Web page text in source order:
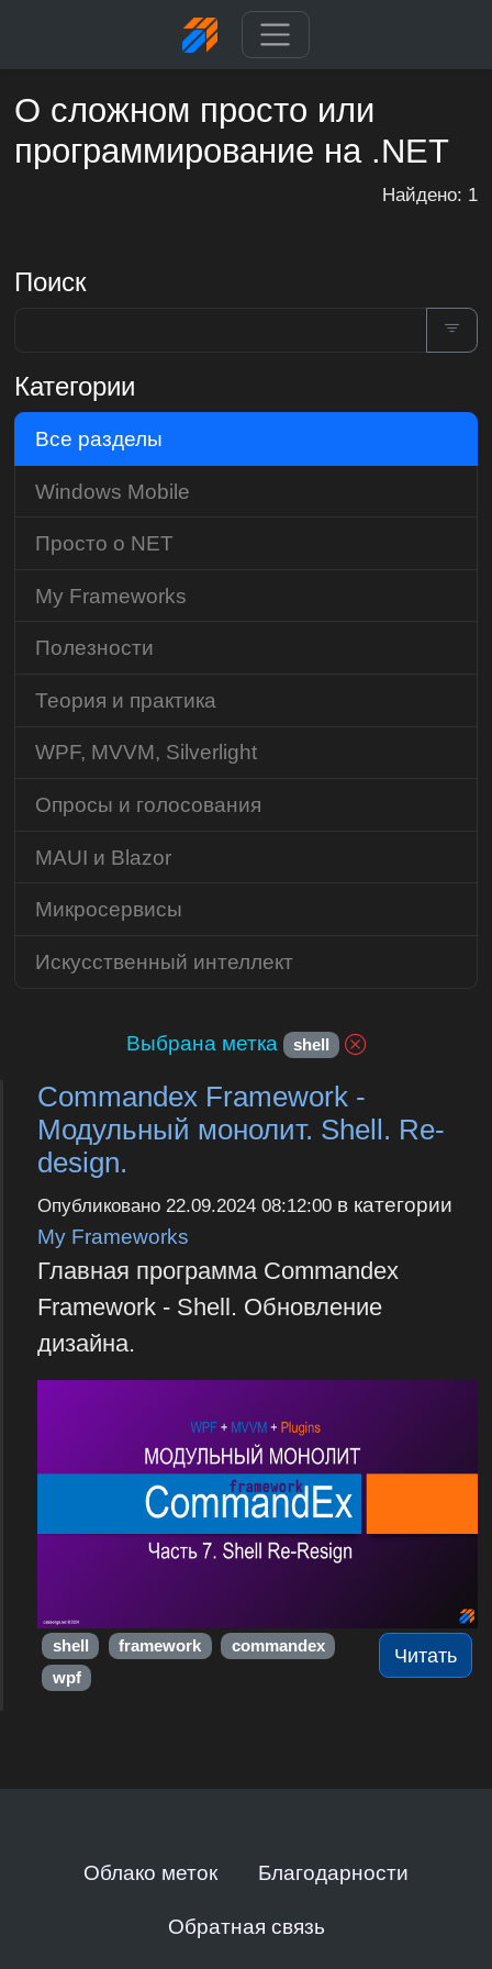
О сложном просто или
программирование на .NET
Найдено: 1
Выбрана метка shell
Commandex Framework -
Модульный монолит. Shell. Re-
design.
Опубликовано 22.09.2024 08:12:00в категории
My Frameworks
Главная программа Commandex
Framework - Shell. Обновление
дизайна.
Читать
shell framework
commandex
wpf
Поиск
Категории
Все разделы
Windows Mobile
Просто о NET
My Frameworks
Полезности
Теория и практика
WPF, MVVM, Silverlight
Опросы и голосования
MAUI и Blazor
Микросервисы
Искусственный интеллект
Облако меток Благодарности
Обратная связь